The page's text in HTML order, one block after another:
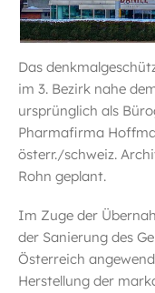
Das
im 3. Bezirk nahe
ursprünglich als
Pharmafirma
österr./schweiz.
Rohn geplant.
Im Zuge der
der Sanierung des
Österreich
Herstellung der